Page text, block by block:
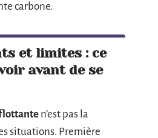
carbone.
et limites : ce
avant de se
n’est pas la
situations. Première